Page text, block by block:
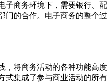
子商务环境下，需要银行、配
门的合作。电子商务的整个过
将商务活动的各种功能高度
式集成了参与商业活动的所有